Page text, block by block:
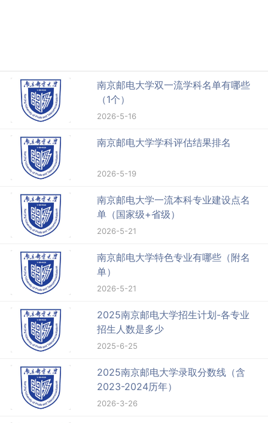
南京邮电大学双一流学科名单有哪些
（1个）
2026-5-16
南京邮电大学学科评估结果排名
2026-5-19
南京邮电大学一流本科专业建设点名
单（国家级+省级）
2026-5-21
南京邮电大学特色专业有哪些（附名
单）
2026-5-21
2025南京邮电大学招生计划-各专业
招生人数是多少
2025-6-25
2025南京邮电大学录取分数线（含
2023-2024历年）
2026-3-26